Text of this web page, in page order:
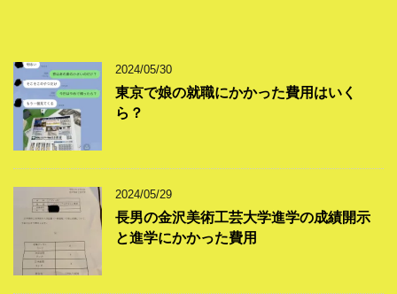
2024/05/30
東京で娘の就職にかかった費用はいく
ら？
2024/05/29
長男の金沢美術工芸大学進学の成績開示
と進学にかかった費用